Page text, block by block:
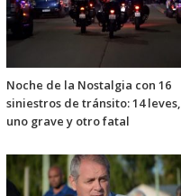
Noche de la Nostalgia con 16
siniestros de tránsito: 14 leves,
uno grave y otro fatal